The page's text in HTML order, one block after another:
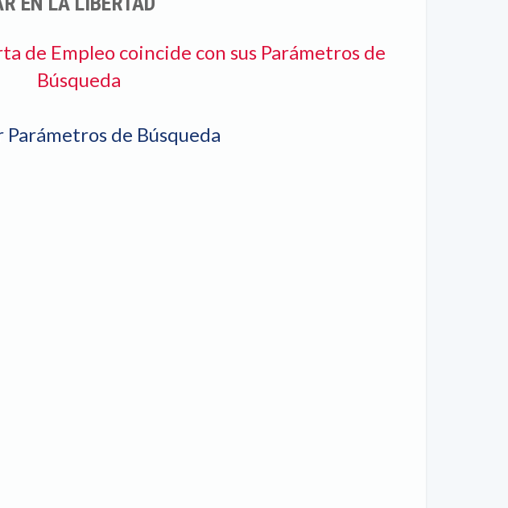
de Empleo coincide con sus Parámetros de
Búsqueda
Parámetros de Búsqueda